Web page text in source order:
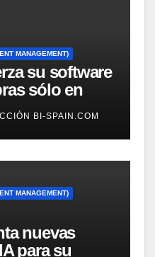
MANAGEMENT)
su software
sólo en
BI-SPAIN.COM
MANAGEMENT)
nuevas
para su